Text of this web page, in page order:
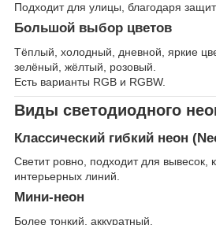
Подходит для улицы, благодаря
Большой выбор цветов
Тёплый, холодный, дневной, яркие
зелёный, жёлтый, розовый.
Есть варианты RGB и RGBW.
Виды светодиодного
Классический гибкий неон
Светит ровно, подходит для вывесок,
интерьерных линий.
Мини-неон
Более тонкий, аккуратный.